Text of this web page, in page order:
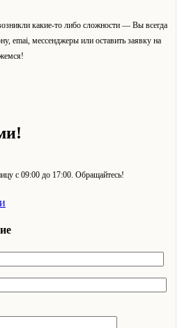
какие-то либо сложности — Вы всегда
emai, мессенджеры или оставить заявку на
с 09:00 до 17:00. Обращайтесь!